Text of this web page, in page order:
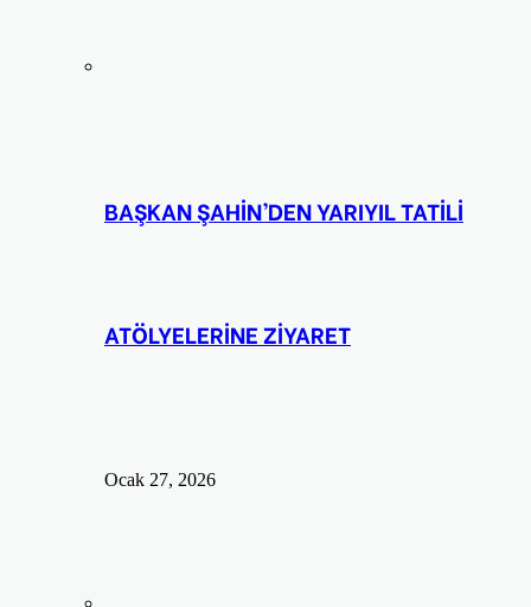
BAŞKAN ŞAHİN’DEN YARIYIL TATİLİ
ATÖLYELERİNE ZİYARET
Ocak 27, 2026